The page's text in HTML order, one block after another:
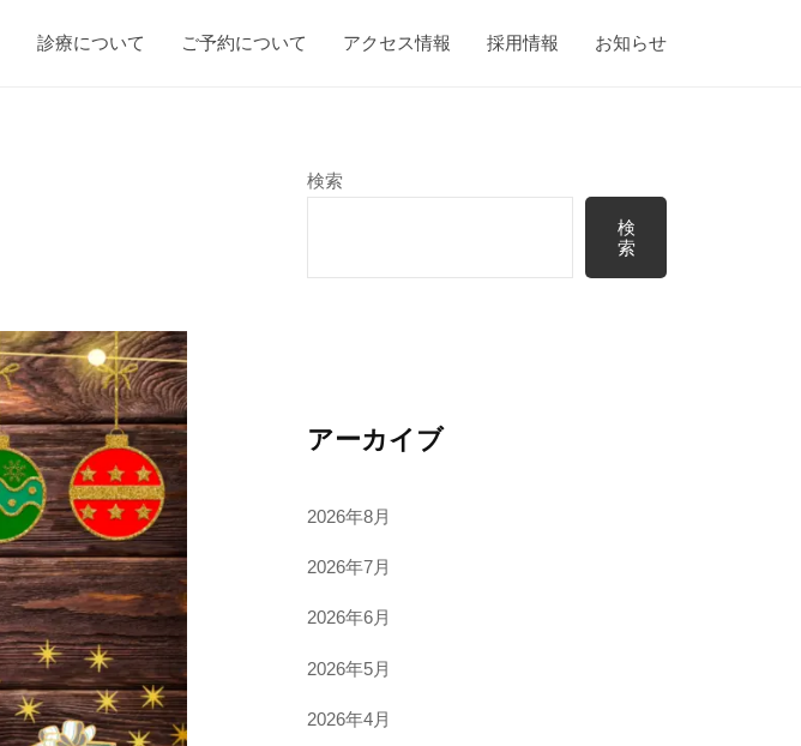
診療について ご予約について アクセス情報 採用情報 お知らせ
検索
検
索
アーカイブ
2026年8月
2026年7月
2026年6月
2026年5月
2026年4月